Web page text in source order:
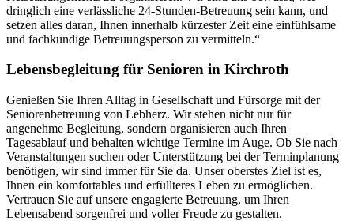
dringlich eine verlässliche 24-Stunden-Betreuung sein kann, und
setzen alles daran, Ihnen innerhalb kürzester Zeit eine einfühlsame
und fachkundige Betreuungsperson zu vermitteln.“
Lebensbegleitung für Senioren in Kirchroth
Genießen Sie Ihren Alltag in Gesellschaft und Fürsorge mit der
Seniorenbetreuung von Lebherz. Wir stehen nicht nur für
angenehme Begleitung, sondern organisieren auch Ihren
Tagesablauf und behalten wichtige Termine im Auge. Ob Sie nach
Veranstaltungen suchen oder Unterstützung bei der Terminplanung
benötigen, wir sind immer für Sie da. Unser oberstes Ziel ist es,
Ihnen ein komfortables und erfüllteres Leben zu ermöglichen.
Vertrauen Sie auf unsere engagierte Betreuung, um Ihren
Lebensabend sorgenfrei und voller Freude zu gestalten.